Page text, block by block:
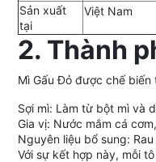
Sản xuất
tại
Việt Nam
2. Thành
Mì Gấu Đỏ được chế
Sợi mì: Làm từ bột mì và
Gia vị: Nước mắm cá
Nguyên liệu bổ sung:
Với sự kết hợp này, mỗi